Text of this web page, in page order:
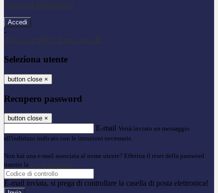
Password dimenticata?
-
Entra con SPID
Entra con CIE
Seleziona utente
button close ×
Recupero password
button close ×
E-mail Verrà inviato un messaggio
all'indirizzo indicato con le istruzioni necessarie.
Non hai una e-mail associata al nome utente? Effettua il reset della password
tramite la Login Spaggiari
E-mail inviata, si prega di controllare la casella di posta elettronica!